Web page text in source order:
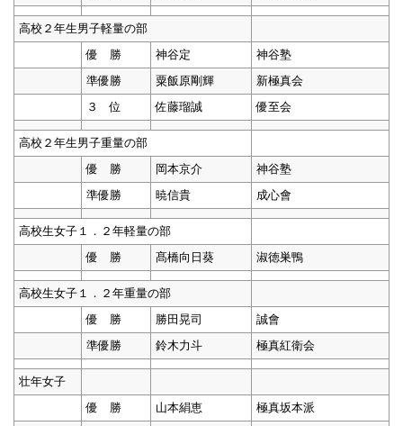
高校２年生男子軽量の部
優 勝
神谷定
神谷塾
準優勝
粟飯原剛輝
新極真会
３ 位
佐藤瑠誠 優至会
高校２年生男子重量の部
優 勝
岡本京介
神谷塾
準優勝
暁信貴 成心會
高校生女子１．２年軽量の部
優 勝
髙橋向日葵 淑徳巣鴨
高校生女子１．２年重量の部
優 勝
勝田晃司
誠會
準優勝
鈴木力斗 極真紅衛会
壮年女子
優 勝
山本絹恵 極真坂本派